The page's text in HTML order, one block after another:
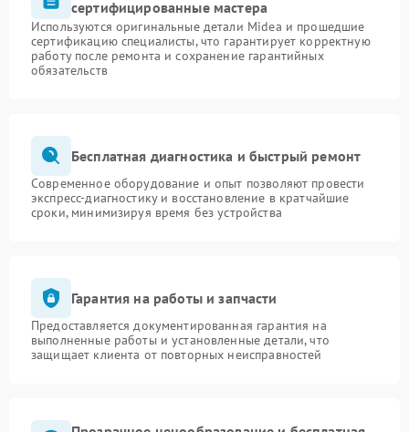
сертифицированные мастера
Используются оригинальные детали Midea и прошедшие
сертификацию специалисты, что гарантирует корректную
работу после ремонта и сохранение гарантийных
обязательств
Бесплатная диагностика и быстрый ремонт
Современное оборудование и опыт позволяют провести
экспресс-диагностику и восстановление в кратчайшие
сроки, минимизируя время без устройства
Гарантия на работы и запчасти
Предоставляется документированная гарантия на
выполненные работы и установленные детали, что
защищает клиента от повторных неисправностей